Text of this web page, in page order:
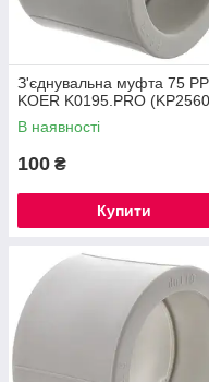
З'єднувальна муфта 75
KOER K0195.PRO
В наявності
100 ₴
Купити